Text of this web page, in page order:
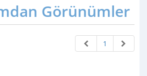
Görünümler
1